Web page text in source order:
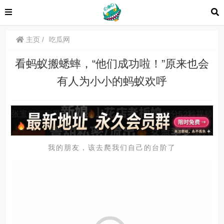
主页 吃瓜网
看蚂蚁搬蟋蟀，“他们成功啦！”原来也会
有人为小小的蚂蚁欢呼
我的朋友，该去爬我们自己的台阶了